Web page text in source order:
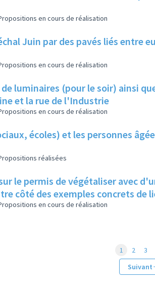
en cours de réalisation
Juin par des pavés liés entre
en cours de réalisation
luminaires (pour le soir) ainsi
et la rue de l'Industrie
en cours de réalisation
écoles) et les personnes
réalisées
le permis de végétaliser avec
côté des exemples concrets de
en cours de réalisation
1 2 3
Suivant